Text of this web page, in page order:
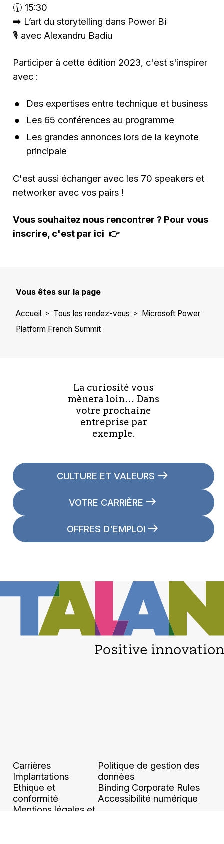
🕦 15:30
➡️ L’art du storytelling dans Power Bi
🎙 avec Alexandru Badiu
Participer à cette édition 2023, c'est s'inspirer
avec :
Des expertises entre technique et business
Les 65 conférences au programme
Les grandes annonces lors de la keynote
principale
C'est aussi échanger avec les 70 speakers et
networker avec vos pairs !
Vous souhaitez nous rencontrer ? Pour vous
inscrire, c'est par ici 👉
Vous êtes sur la page
Accueil Tous les rendez-vous
Microsoft Power
Platform French Summit
La curiosité vous
mènera loin… Dans
votre prochaine
entreprise par
exemple.
CULTURE ET VALEURS
VOTRE CARRIÈRE
OFFRES D'EMPLOI
Carrières
Implantations
Ethique et
conformité
Mentions légales et
Politique de gestion des
données
Binding Corporate Rules
Accessibilité numérique